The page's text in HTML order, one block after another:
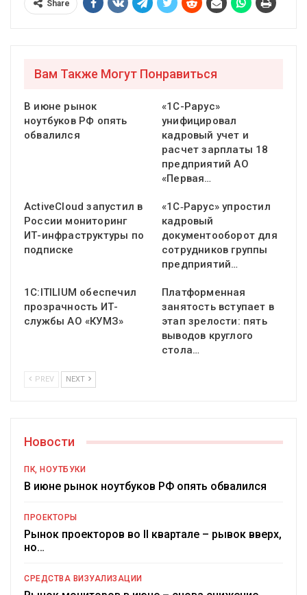
Share
Вам Также Могут Понравиться
В июне рынок
ноутбуков РФ опять
обвалился
«1С-Рарус»
унифицировал
кадровый учет и
расчет зарплаты 18
предприятий АО
«Первая…
ActiveCloud запустил в
России мониторинг
ИТ-инфраструктуры по
подписке
«1С‑Рарус» упростил
кадровый
документооборот для
сотрудников группы
предприятий…
1С:ITILIUM обеспечил
прозрачность ИТ-
службы АО «КУМЗ»
Платформенная
занятость вступает в
этап зрелости: пять
выводов круглого
стола…
PREV NEXT
Новости
ПК, НОУТБУКИ
В июне рынок ноутбуков РФ опять обвалился
ПРОЕКТОРЫ
Рынок проекторов во II квартале – рывок вверх,
но…
СРЕДСТВА ВИЗУАЛИЗАЦИИ